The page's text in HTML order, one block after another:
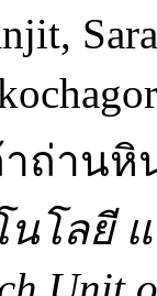
าถ่าน
โลยี